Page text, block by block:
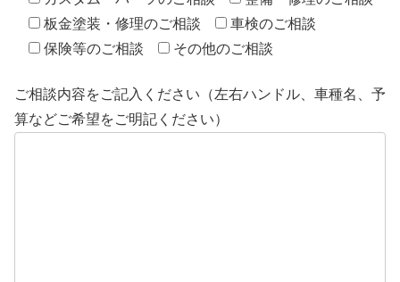
板金塗装・修理のご相談
車検のご相談
保険等のご相談
その他のご相談
ご相談内容をご記入ください（左右ハンドル、車種名、予
算などご希望をご明記ください）